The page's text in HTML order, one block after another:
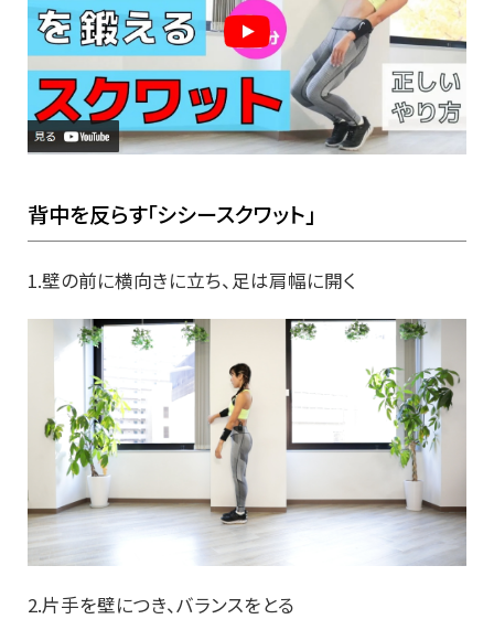
背中を反らす「シシースクワット」
1.壁の前に横向きに立ち、足は肩幅に開く
2.片手を壁につき、バランスをとる